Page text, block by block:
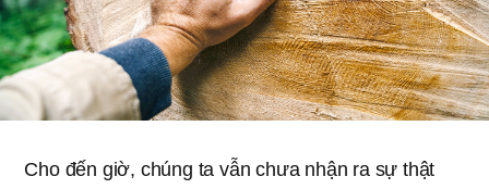
Cho đến giờ, chúng ta vẫn chưa nhận ra sự thật